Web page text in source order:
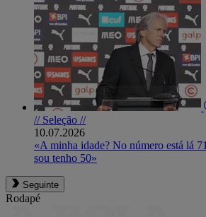
// Seleção //
10.07.2026
«A minha idade? No número está lá
sou tenho 50»
Seguinte
Rodapé